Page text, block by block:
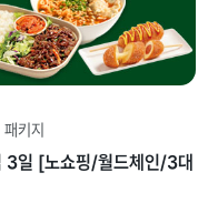
패키지
3일 [노쇼핑/월드체인/3대